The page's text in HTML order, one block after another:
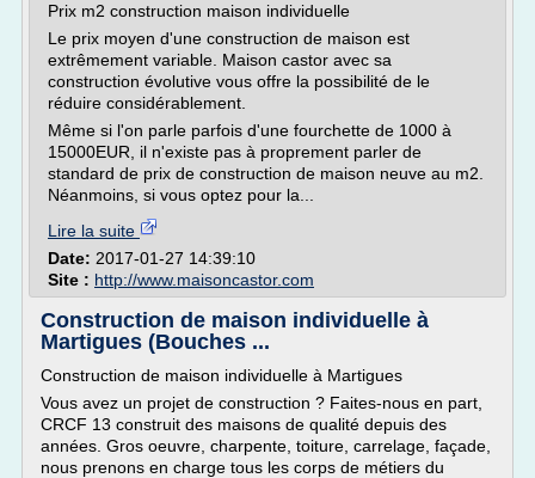
Prix m2 construction maison individuelle
Le prix moyen d'une construction de maison est
extrêmement variable. Maison castor avec sa
construction évolutive vous offre la possibilité de le
réduire considérablement.
Même si l'on parle parfois d'une fourchette de 1000 à
15000EUR, il n'existe pas à proprement parler de
standard de prix de construction de maison neuve au m2.
Néanmoins, si vous optez pour la...
Lire la suite
Date: 2017-01-27 14:39:10
Site : http://www.maisoncastor.com
Construction de maison individuelle à
Martigues (Bouches ...
Construction de maison individuelle à Martigues
Vous avez un projet de construction ? Faites-nous en part,
CRCF 13 construit des maisons de qualité depuis des
années. Gros oeuvre, charpente, toiture, carrelage, façade,
nous prenons en charge tous les corps de métiers du